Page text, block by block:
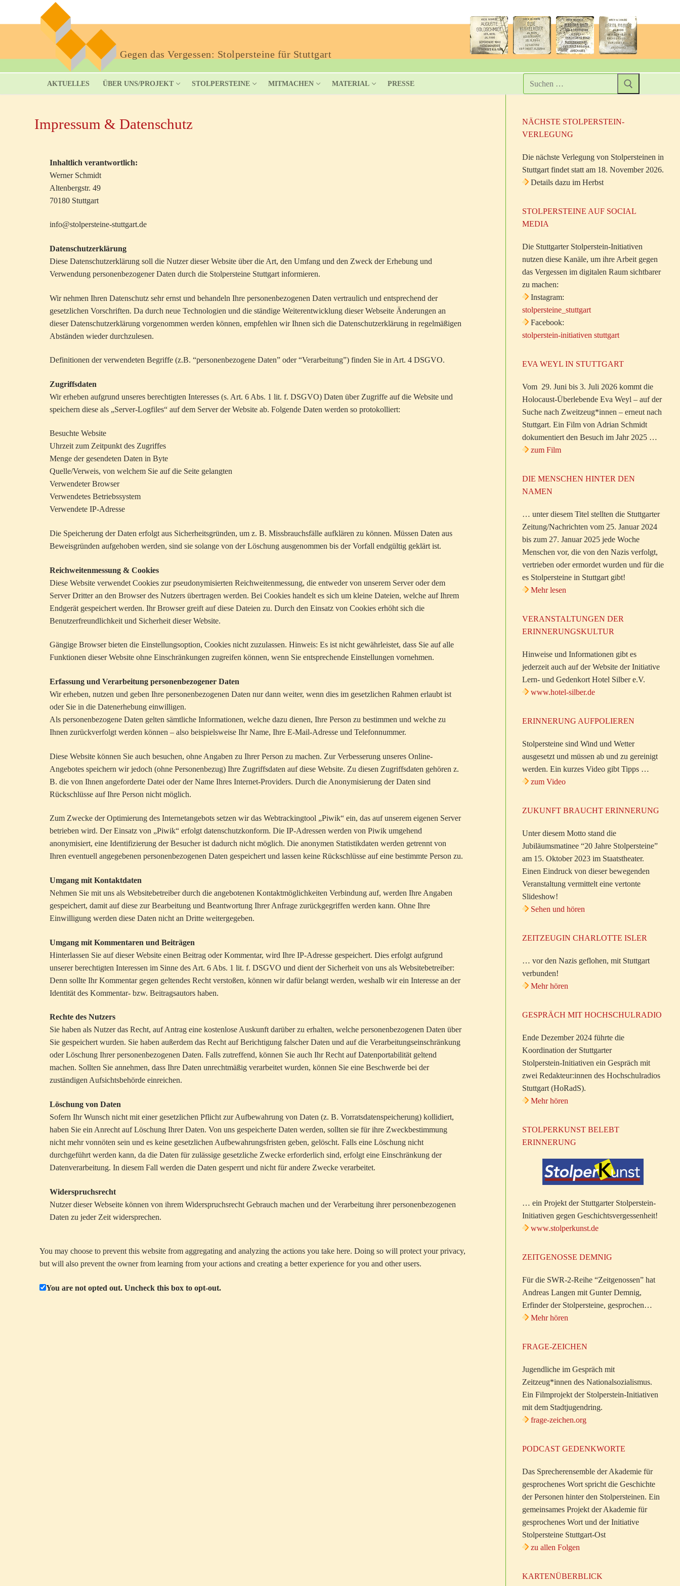
Gegen das Vergessen: Stolpersteine für Stuttgart
AKTUELLES ÜBER UNS/PROJEKT STOLPERSTEINE MITMACHEN MATERIAL PRESSE
Impressum & Datenschutz
Inhaltlich verantwortlich:
Werner Schmidt
Altenbergstr. 49
70180 Stuttgart
info@stolpersteine-stuttgart.de
Datenschutzerklärung
Diese Datenschutzerklärung soll die Nutzer dieser Website über die Art, den Umfang und den Zweck der Erhebung und
Verwendung personenbezogener Daten durch die Stolpersteine Stuttgart informieren.
Wir nehmen Ihren Datenschutz sehr ernst und behandeln Ihre personenbezogenen Daten vertraulich und entsprechend der
gesetzlichen Vorschriften. Da durch neue Technologien und die ständige Weiterentwicklung dieser Webseite Änderungen an
dieser Datenschutzerklärung vorgenommen werden können, empfehlen wir Ihnen sich die Datenschutzerklärung in regelmäßigen
Abständen wieder durchzulesen.
Definitionen der verwendeten Begriffe (z.B. “personenbezogene Daten” oder “Verarbeitung”) finden Sie in Art. 4 DSGVO.
Zugriffsdaten
Wir erheben aufgrund unseres berechtigten Interesses (s. Art. 6 Abs. 1 lit. f. DSGVO) Daten über Zugriffe auf die Website und
speichern diese als „Server-Logfiles“ auf dem Server der Website ab. Folgende Daten werden so protokolliert:
Besuchte Website
Uhrzeit zum Zeitpunkt des Zugriffes
Menge der gesendeten Daten in Byte
Quelle/Verweis, von welchem Sie auf die Seite gelangten
Verwendeter Browser
Verwendetes Betriebssystem
Verwendete IP-Adresse
Die Speicherung der Daten erfolgt aus Sicherheitsgründen, um z. B. Missbrauchsfälle aufklären zu können. Müssen Daten aus
Beweisgründen aufgehoben werden, sind sie solange von der Löschung ausgenommen bis der Vorfall endgültig geklärt ist.
Reichweitenmessung & Cookies
Diese Website verwendet Cookies zur pseudonymisierten Reichweitenmessung, die entweder von unserem Server oder dem
Server Dritter an den Browser des Nutzers übertragen werden. Bei Cookies handelt es sich um kleine Dateien, welche auf Ihrem
Endgerät gespeichert werden. Ihr Browser greift auf diese Dateien zu. Durch den Einsatz von Cookies erhöht sich die
Benutzerfreundlichkeit und Sicherheit dieser Website.
Gängige Browser bieten die Einstellungsoption, Cookies nicht zuzulassen. Hinweis: Es ist nicht gewährleistet, dass Sie auf alle
Funktionen dieser Website ohne Einschränkungen zugreifen können, wenn Sie entsprechende Einstellungen vornehmen.
Erfassung und Verarbeitung personenbezogener Daten
Wir erheben, nutzen und geben Ihre personenbezogenen Daten nur dann weiter, wenn dies im gesetzlichen Rahmen erlaubt ist
oder Sie in die Datenerhebung einwilligen.
Als personenbezogene Daten gelten sämtliche Informationen, welche dazu dienen, Ihre Person zu bestimmen und welche zu
Ihnen zurückverfolgt werden können – also beispielsweise Ihr Name, Ihre E-Mail-Adresse und Telefonnummer.
Diese Website können Sie auch besuchen, ohne Angaben zu Ihrer Person zu machen. Zur Verbesserung unseres Online-
Angebotes speichern wir jedoch (ohne Personenbezug) Ihre Zugriffsdaten auf diese Website. Zu diesen Zugriffsdaten gehören z.
B. die von Ihnen angeforderte Datei oder der Name Ihres Internet-Providers. Durch die Anonymisierung der Daten sind
Rückschlüsse auf Ihre Person nicht möglich.
Zum Zwecke der Optimierung des Internetangebots setzen wir das Webtrackingtool „Piwik“ ein, das auf unserem eigenen Server
betrieben wird. Der Einsatz von „Piwik“ erfolgt datenschutzkonform. Die IP-Adressen werden von Piwik umgehend
anonymisiert, eine Identifizierung der Besucher ist dadurch nicht möglich. Die anonymen Statistikdaten werden getrennt von
Ihren eventuell angegebenen personenbezogenen Daten gespeichert und lassen keine Rückschlüsse auf eine bestimmte Person zu.
Umgang mit Kontaktdaten
Nehmen Sie mit uns als Websitebetreiber durch die angebotenen Kontaktmöglichkeiten Verbindung auf, werden Ihre Angaben
gespeichert, damit auf diese zur Bearbeitung und Beantwortung Ihrer Anfrage zurückgegriffen werden kann. Ohne Ihre
Einwilligung werden diese Daten nicht an Dritte weitergegeben.
Umgang mit Kommentaren und Beiträgen
Hinterlassen Sie auf dieser Website einen Beitrag oder Kommentar, wird Ihre IP-Adresse gespeichert. Dies erfolgt aufgrund
unserer berechtigten Interessen im Sinne des Art. 6 Abs. 1 lit. f. DSGVO und dient der Sicherheit von uns als Websitebetreiber:
Denn sollte Ihr Kommentar gegen geltendes Recht verstoßen, können wir dafür belangt werden, weshalb wir ein Interesse an der
Identität des Kommentar- bzw. Beitragsautors haben.
Rechte des Nutzers
Sie haben als Nutzer das Recht, auf Antrag eine kostenlose Auskunft darüber zu erhalten, welche personenbezogenen Daten über
Sie gespeichert wurden. Sie haben außerdem das Recht auf Berichtigung falscher Daten und auf die Verarbeitungseinschränkung
oder Löschung Ihrer personenbezogenen Daten. Falls zutreffend, können Sie auch Ihr Recht auf Datenportabilität geltend
machen. Sollten Sie annehmen, dass Ihre Daten unrechtmäßig verarbeitet wurden, können Sie eine Beschwerde bei der
zuständigen Aufsichtsbehörde einreichen.
Löschung von Daten
Sofern Ihr Wunsch nicht mit einer gesetzlichen Pflicht zur Aufbewahrung von Daten (z. B. Vorratsdatenspeicherung) kollidiert,
haben Sie ein Anrecht auf Löschung Ihrer Daten. Von uns gespeicherte Daten werden, sollten sie für ihre Zweckbestimmung
nicht mehr vonnöten sein und es keine gesetzlichen Aufbewahrungsfristen geben, gelöscht. Falls eine Löschung nicht
durchgeführt werden kann, da die Daten für zulässige gesetzliche Zwecke erforderlich sind, erfolgt eine Einschränkung der
Datenverarbeitung. In diesem Fall werden die Daten gesperrt und nicht für andere Zwecke verarbeitet.
Widerspruchsrecht
Nutzer dieser Webseite können von ihrem Widerspruchsrecht Gebrauch machen und der Verarbeitung ihrer personenbezogenen
Daten zu jeder Zeit widersprechen.
You may choose to prevent this website from aggregating and analyzing the actions you take here. Doing so will protect your privacy,
but will also prevent the owner from learning from your actions and creating a better experience for you and other users.
You are not opted out. Uncheck this box to opt-out.
NÄCHSTE STOLPERSTEIN-
VERLEGUNG
Die nächste Verlegung von Stolpersteinen in
Stuttgart findet statt am 18. November 2026.
Details dazu im Herbst
STOLPERSTEINE AUF SOCIAL
MEDIA
Die Stuttgarter Stolperstein-Initiativen
nutzen diese Kanäle, um ihre Arbeit gegen
das Vergessen im digitalen Raum sichtbarer
zu machen:
Instagram:
stolpersteine_stuttgart
Facebook:
stolperstein-initiativen stuttgart
EVA WEYL IN STUTTGART
Vom 29. Juni bis 3. Juli 2026 kommt die
Holocaust-Überlebende Eva Weyl – auf der
Suche nach Zweitzeug*innen – erneut nach
Stuttgart. Ein Film von Adrian Schmidt
dokumentiert den Besuch im Jahr 2025 …
zum Film
DIE MENSCHEN HINTER DEN
NAMEN
… unter diesem Titel stellten die Stuttgarter
Zeitung/Nachrichten vom 25. Januar 2024
bis zum 27. Januar 2025 jede Woche
Menschen vor, die von den Nazis verfolgt,
vertrieben oder ermordet wurden und für die
es Stolpersteine in Stuttgart gibt!
Mehr lesen
VERANSTALTUNGEN DER
ERINNERUNGSKULTUR
Hinweise und Informationen gibt es
jederzeit auch auf der Website der Initiative
Lern- und Gedenkort Hotel Silber e.V.
www.hotel-silber.de
ERINNERUNG AUFPOLIEREN
Stolpersteine sind Wind und Wetter
ausgesetzt und müssen ab und zu gereinigt
werden. Ein kurzes Video gibt Tipps …
zum Video
ZUKUNFT BRAUCHT ERINNERUNG
Unter diesem Motto stand die
Jubiläumsmatinee “20 Jahre Stolpersteine”
am 15. Oktober 2023 im Staatstheater.
Einen Eindruck von dieser bewegenden
Veranstaltung vermittelt eine vertonte
Slideshow!
Sehen und hören
ZEITZEUGIN CHARLOTTE ISLER
… vor den Nazis geflohen, mit Stuttgart
verbunden!
Mehr hören
GESPRÄCH MIT HOCHSCHULRADIO
Ende Dezember 2024 führte die
Koordination der Stuttgarter
Stolperstein-Initiativen ein Gespräch mit
zwei Redakteur:innen des Hochschulradios
Stuttgart (HoRadS).
Mehr hören
STOLPERKUNST BELEBT
ERINNERUNG
… ein Projekt der Stuttgarter Stolperstein-
Initiativen gegen Geschichtsvergessenheit!
www.stolperkunst.de
ZEITGENOSSE DEMNIG
Für die SWR-2-Reihe “Zeitgenossen” hat
Andreas Langen mit Gunter Demnig,
Erfinder der Stolpersteine, gesprochen…
Mehr hören
FRAGE-ZEICHEN
Jugendliche im Gespräch mit
Zeitzeug*innen des Nationalsozialismus.
Ein Filmprojekt der Stolperstein-Initiativen
mit dem Stadtjugendring.
frage-zeichen.org
PODCAST GEDENKWORTE
Das Sprecherensemble der Akademie für
gesprochenes Wort spricht die Geschichte
der Personen hinter den Stolpersteinen. Ein
gemeinsames Projekt der Akademie für
gesprochenes Wort und der Initiative
Stolpersteine Stuttgart-Ost
zu allen Folgen
KARTENÜBERBLICK